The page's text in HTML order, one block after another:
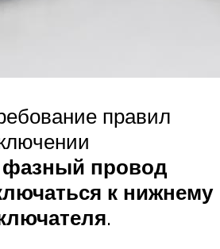
правил
фазный провод
к нижнему
.